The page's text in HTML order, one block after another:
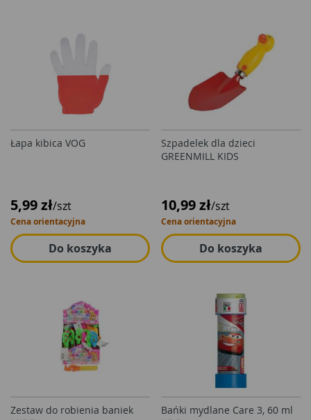
Łapa kibica VOG
5,99 zł/szt
Cena orientacyjna
Do koszyka
Szpadelek dla dzieci
GREENMILL KIDS
10,99 zł/szt
Cena orientacyjna
Do koszyka
Zestaw do robienia baniek
Bańki mydlane Care 3, 60 ml